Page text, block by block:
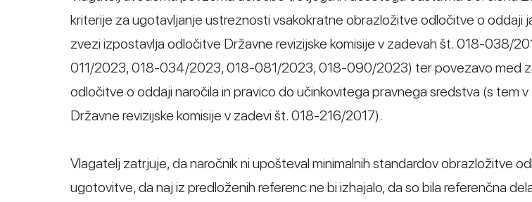
kriterije za ugotavljanje ustreznosti vsakokratne obrazložitve odločitve o oddaji
zvezi izpostavlja odločitve Državne revizijske komisije v zadevah št. 018-038/
011/2023, 018-034/2023, 018-081/2023, 018-090/2023) ter povezavo med
odločitve o oddaji naročila in pravico do učinkovitega pravnega sredstva (s tem
Državne revizijske komisije v zadevi št. 018-216/2017).
Vlagatelj zatrjuje, da naročnik ni upošteval minimalnih standardov obrazložitve
ugotovitve, da naj iz predloženih referenc ne bi izhajalo, da so bila referenčna